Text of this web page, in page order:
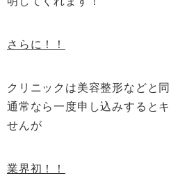
さらに！！
クリニックは美容整形などと
通常なら一度申し込みすると
せんが
業界初！！